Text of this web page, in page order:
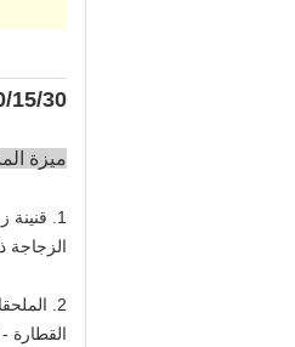
5/10/15/30 مللي زجاجة مصل زجاجية العناية بالبشرة مستحضرات
ميزة
1. قنينة زجاجية:
الزجاجة
2. الملحقات:
القطارة